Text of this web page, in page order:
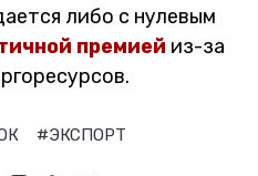
либо с нулевым
премией из-за
#ЭКСПОРТ